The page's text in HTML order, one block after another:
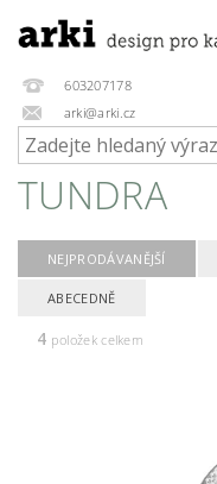
603207178
arki@arki.cz
TUNDRA
NEJPRODÁVANĚJŠÍ
ABECEDNĚ
4 položek celkem